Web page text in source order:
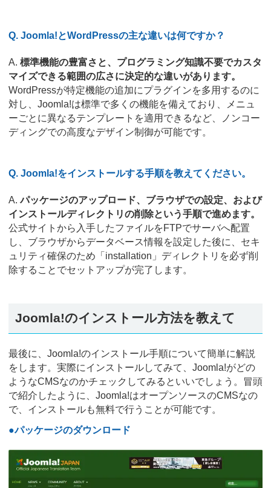
Q. Joomla!とWordPressの主な違いは何ですか？
A. 標準機能の豊富さと、プログラミング知識不要でカスタ
マイズできる範囲の広さに決定的な違いがあります。
WordPressが特定機能の追加にプラグインを多用するのに
対し、Joomla!は標準で多くの機能を備えており、メニュ
ーごとに異なるテンプレートを適用できるなど、ノンコー
ディングでの高度なデザイン制御が可能です。
Q. Joomla!をインストールする手順を教えてください。
A.パッケージのアップロード、ブラウザでの設定、および
インストールディレクトリの削除という手順で進めます。
公式サイトから入手したファイルをFTPでサーバへ配置
し、ブラウザからデータベース情報を設定した後に、セキ
ュリティ確保のため「installation」ディレクトリを必ず削
除することでセットアップが完了します。
Joomla!のインストール方法を教えて
最後に、Joomla!のインストール手順について簡単に解説
をします。実際にインストールしてみて、Joomla!がどの
ようなCMSなのかチェックしてみるといいでしょう。冒頭
で紹介したように、Joomla!はオープンソースのCMSなの
で、インストールも無料で行うことが可能です。
●パッケージのダウンロード